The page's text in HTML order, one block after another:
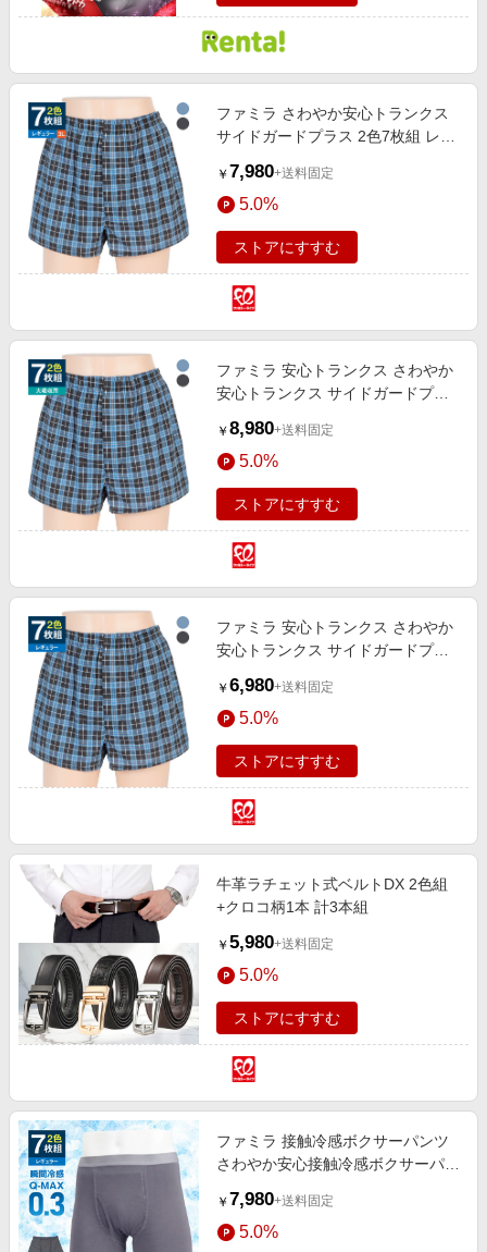
ファミラ さわやか安心トランクス
サイドガードプラス 2色7枚組 レギ
￥ 7,980+送料固定
5.0%
ストアにすすむ
ファミラ 安心トランクス さわやか
安心トランクス サイドガードプラ
￥ 8,980+送料固定
5.0%
ストアにすすむ
ファミラ 安心トランクス さわやか
安心トランクス サイドガードプラ
￥ 6,980+送料固定
5.0%
ストアにすすむ
牛革ラチェット式ベルトDX 2色組
+クロコ柄1本 計3本組
￥ 5,980+送料固定
5.0%
ストアにすすむ
ファミラ 接触冷感ボクサーパンツ
さわやか安心接触冷感ボクサーパン
タイプ M
￥ 7,980+送料固定
5.0%